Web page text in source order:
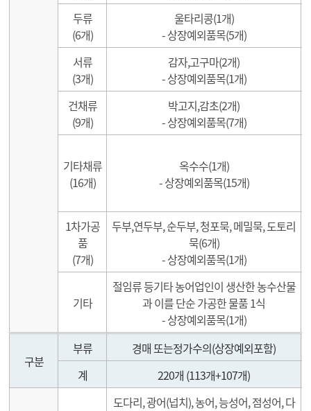
두류
(6개)
울타리콩(1개)
- 상장예외품목(5개)
서류
(3개)
감자,고구마(2개)
- 상장예외품목(1개)
건채류
(9개)
박고지,감초(2개)
- 상장예외품목(7개)
기타채류
(16개)
옥수수(1개)
- 상장예외품목(15개)
1차가공
품
(7개)
두부,연두부, 순두부, 청포묵, 메밀묵, 도토리
묵(6개)
- 상장예외품목(1개)
기타
절임류 등기타 농어업인이 생산한 농수산물
과 이를 단순 가공한 물품 1식
- 상장예외품목(1개)
도매시장 거래품목2
구분
부류
경매 또는정가수의(상장예외포함)
계
220개 (113개+107개)
도다리, 광어(넙치), 농어, 능성어, 점성어, 다